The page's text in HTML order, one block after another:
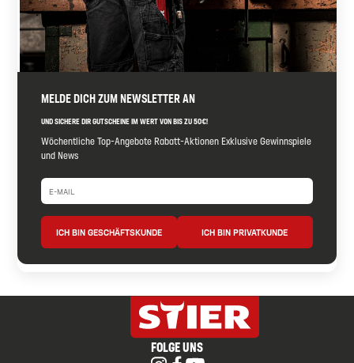
MELDE DICH ZUM NEWSLETTER AN
UND SICHERE DIR GUTSCHEINE IM WERT VON BIS ZU 50€!
Wöchentliche Top-Angebote Rabatt-Aktionen Exklusive Gewinnspiele
und News
ICH BIN GESCHÄFTSKUNDE ICH BIN PRIVATKUNDE
FOLGE UNS